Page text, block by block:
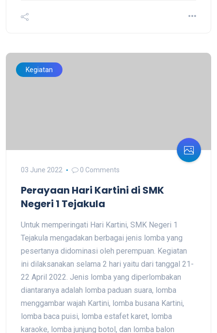
Kegiatan
03 June 2022 0 Comments
Perayaan Hari Kartini di SMK
Negeri 1 Tejakula
Untuk memperingati Hari Kartini, SMK Negeri 1
Tejakula mengadakan berbagai jenis lomba yang
pesertanya didominasi oleh perempuan. Kegiatan
ini dilaksanakan selama 2 hari yaitu dari tanggal 21-
22 April 2022. Jenis lomba yang diperlombakan
diantaranya adalah lomba paduan suara, lomba
menggambar wajah Kartini, lomba busana Kartini,
lomba baca puisi, lomba estafet karet, lomba
karaoke, lomba junjung botol, dan lomba balon